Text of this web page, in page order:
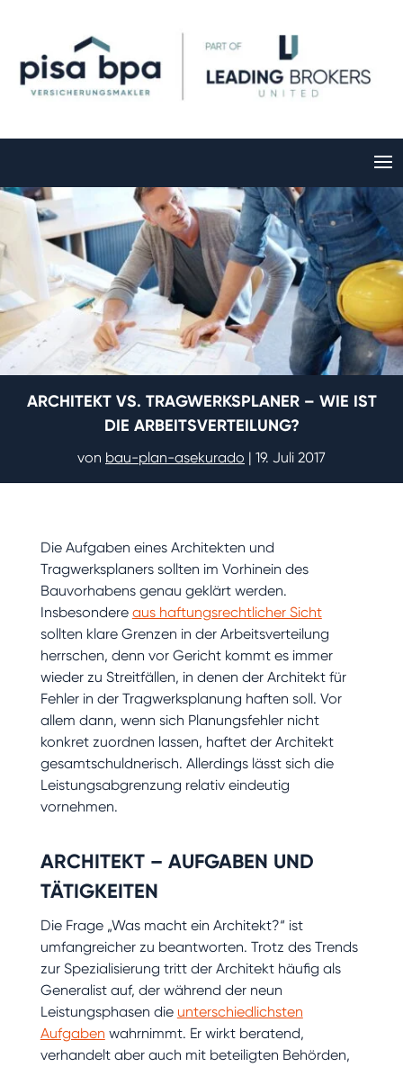
ARCHITEKT VS. TRAGWERKSPLANER – WIE IST
DIE ARBEITSVERTEILUNG?
von bau-plan-asekurado | 19. Juli 2017
Die Aufgaben eines Architekten und
Tragwerksplaners sollten im Vorhinein des
Bauvorhabens genau geklärt werden.
Insbesondere aus haftungsrechtlicher Sicht
sollten klare Grenzen in der Arbeitsverteilung
herrschen, denn vor Gericht kommt es immer
wieder zu Streitfällen, in denen der Architekt für
Fehler in der Tragwerksplanung haften soll. Vor
allem dann, wenn sich Planungsfehler nicht
konkret zuordnen lassen, haftet der Architekt
gesamtschuldnerisch. Allerdings lässt sich die
Leistungsabgrenzung relativ eindeutig
vornehmen.
ARCHITEKT – AUFGABEN UND
TÄTIGKEITEN
Die Frage „Was macht ein Architekt?“ ist
umfangreicher zu beantworten. Trotz des Trends
zur Spezialisierung tritt der Architekt häufig als
Generalist auf, der während der neun
Leistungsphasen die unterschiedlichsten
Aufgaben wahrnimmt. Er wirkt beratend,
verhandelt aber auch mit beteiligten Behörden,